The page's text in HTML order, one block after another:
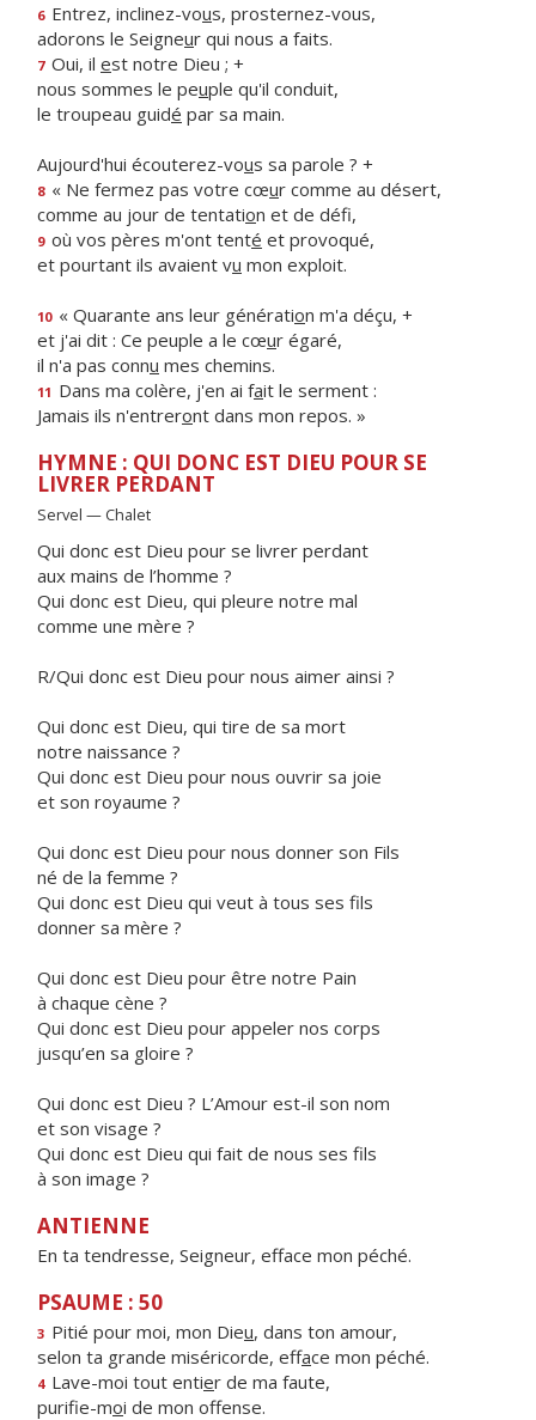
6 Entrez, inclinez-vous, prosternez-vous,
adorons le Seigneur qui nous a faits.
7 Oui, il est notre Dieu ; +
nous sommes le peuple qu'il conduit,
le troupeau guidé par sa main.
Aujourd'hui écouterez-vous sa parole ? +
8 « Ne fermez pas votre cœur comme au désert,
comme au jour de tentation et de défi,
9 où vos pères m'ont tenté et provoqué,
et pourtant ils avaient vu mon exploit.
10 « Quarante ans leur génération m'a déçu, +
et j'ai dit : Ce peuple a le cœur égaré,
il n'a pas connu mes chemins.
11 Dans ma colère, j'en ai fait le serment :
Jamais ils n'entreront dans mon repos. »
HYMNE : QUI DONC EST DIEU POUR SE
LIVRER PERDANT
Servel — Chalet
Qui donc est Dieu pour se livrer perdant
aux mains de l’homme ?
Qui donc est Dieu, qui pleure notre mal
comme une mère ?
R/Qui donc est Dieu pour nous aimer ainsi ?
Qui donc est Dieu, qui tire de sa mort
notre naissance ?
Qui donc est Dieu pour nous ouvrir sa joie
et son royaume ?
Qui donc est Dieu pour nous donner son Fils
né de la femme ?
Qui donc est Dieu qui veut à tous ses fils
donner sa mère ?
Qui donc est Dieu pour être notre Pain
à chaque cène ?
Qui donc est Dieu pour appeler nos corps
jusqu’en sa gloire ?
Qui donc est Dieu ? L’Amour est-il son nom
et son visage ?
Qui donc est Dieu qui fait de nous ses fils
à son image ?
ANTIENNE
En ta tendresse, Seigneur, efface mon péché.
PSAUME : 50
3 Pitié pour moi, mon Dieu, dans ton amour,
selon ta grande miséricorde, efface mon péché.
4 Lave-moi tout entier de ma faute,
purifie-moi de mon offense.